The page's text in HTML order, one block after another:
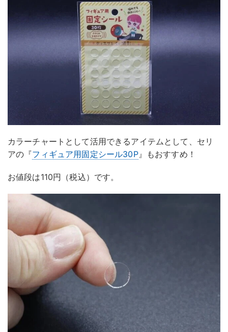
カラーチャートとして活用できるアイテムとして、セリ
アの『フィギュア用固定シール30P』もおすすめ！
お値段は110円（税込）です。